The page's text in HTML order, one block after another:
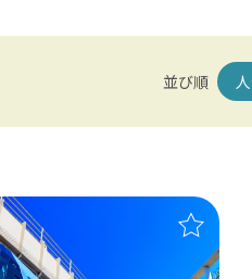
狩り
ベイ
ふな
東葛飾
松戸 /
並び順